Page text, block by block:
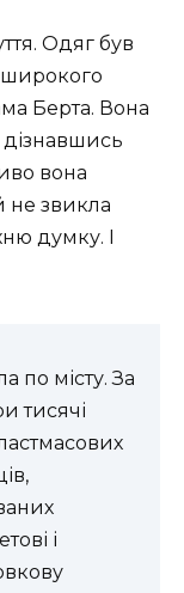
Одяг був
Берта. Вона
дізнавшись
вона
не звикла
думку. І
по місту. За
тисячі
і